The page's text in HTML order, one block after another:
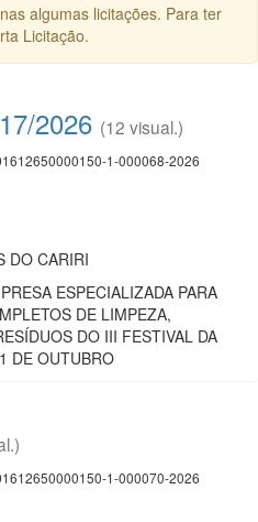
algumas licitações. Para ter
Licitação.
2026 (12 visual.)
1-000068-2026
DO CARIRI
ESPECIALIZADA PARA
DE LIMPEZA,
DO III FESTIVAL DA
DE OUTUBRO
1-000070-2026